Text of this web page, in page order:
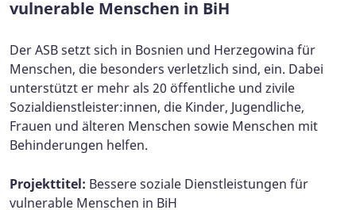
vulnerable Menschen in BiH
Der ASB setzt sich in Bosnien und Herzegowina für
Menschen, die besonders verletzlich sind, ein. Dabei
unterstützt er mehr als 20 öffentliche und zivile
Sozialdienstleister:innen, die Kinder, Jugendliche,
Frauen und älteren Menschen sowie Menschen mit
Behinderungen helfen.
Projekttitel: Bessere soziale Dienstleistungen für
vulnerable Menschen in BiH